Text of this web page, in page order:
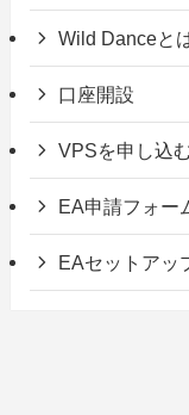
Wild Danceと
口座開設
VPSを申し込
EA申請フォー
EAセットアッ